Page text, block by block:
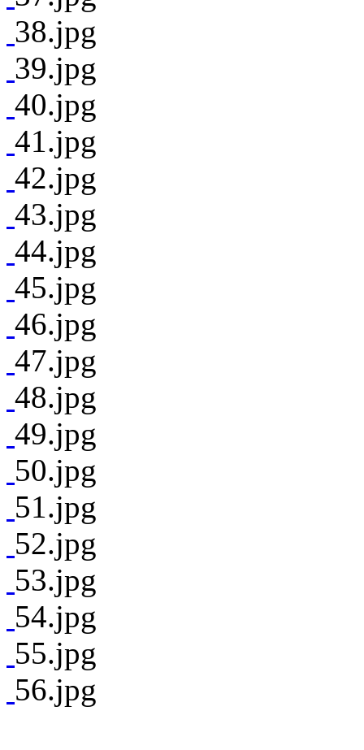
38.jpg
39.jpg
40.jpg
41.jpg
42.jpg
43.jpg
44.jpg
45.jpg
46.jpg
47.jpg
48.jpg
49.jpg
50.jpg
51.jpg
52.jpg
53.jpg
54.jpg
55.jpg
56.jpg